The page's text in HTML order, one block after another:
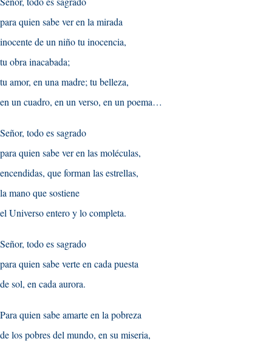
para quien sabe ver en la mirada
inocente de un niño tu inocencia,
tu obra inacabada;
tu amor, en una madre; tu belleza,
en un cuadro, en un verso, en un poema…
Señor, todo es sagrado
para quien sabe ver en las moléculas,
encendidas, que forman las estrellas,
la mano que sostiene
el Universo entero y lo completa.
Señor, todo es sagrado
para quien sabe verte en cada puesta
de sol, en cada aurora.
Para quien sabe amarte en la pobreza
de los pobres del mundo, en su miseria,